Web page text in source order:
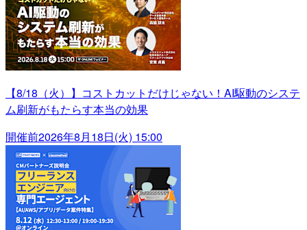
【8/18（火）】コストカットだけじゃない！AI駆動のシステ
ム刷新がもたらす本当の効果
開催前2026年8月18日(火) 15:00